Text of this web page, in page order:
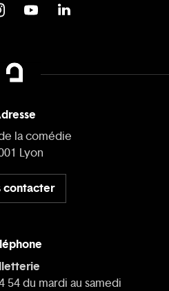
la comédie
Lyon
contacter
54 du mardi au samedi